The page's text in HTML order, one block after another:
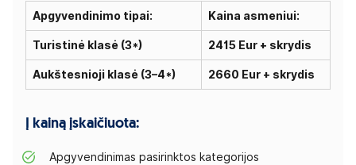
Apgyvendinimo tipai: Kaina asmeniui:
Turistinė klasė (3*) 2415 Eur + skrydis
Aukštesnioji klasė (3–4*) 2660 Eur + skrydis
Į kainą įskaičiuota:
Apgyvendinimas pasirinktos kategorijos